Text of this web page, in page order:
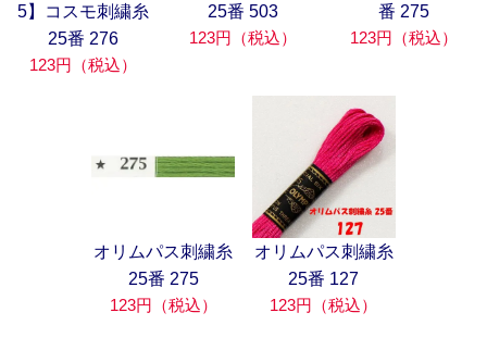
5】コスモ刺繍糸
25番 276
123円（税込）
25番 503
123円（税込）
番 275
123円（税込）
オリムパス刺繍糸
25番 275
123円（税込）
オリムパス刺繍糸
25番 127
123円（税込）